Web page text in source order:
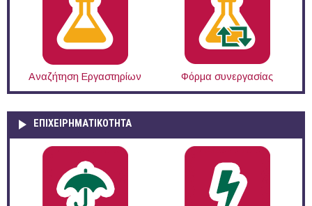
Αναζήτηση Εργαστηρίων Φόρμα συνεργασίας
ΕΠΙΧΕΙΡΗΜΑΤΙΚΟΤΗΤΑ